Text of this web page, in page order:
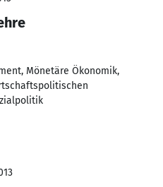
Mönetäre Ökonomik,